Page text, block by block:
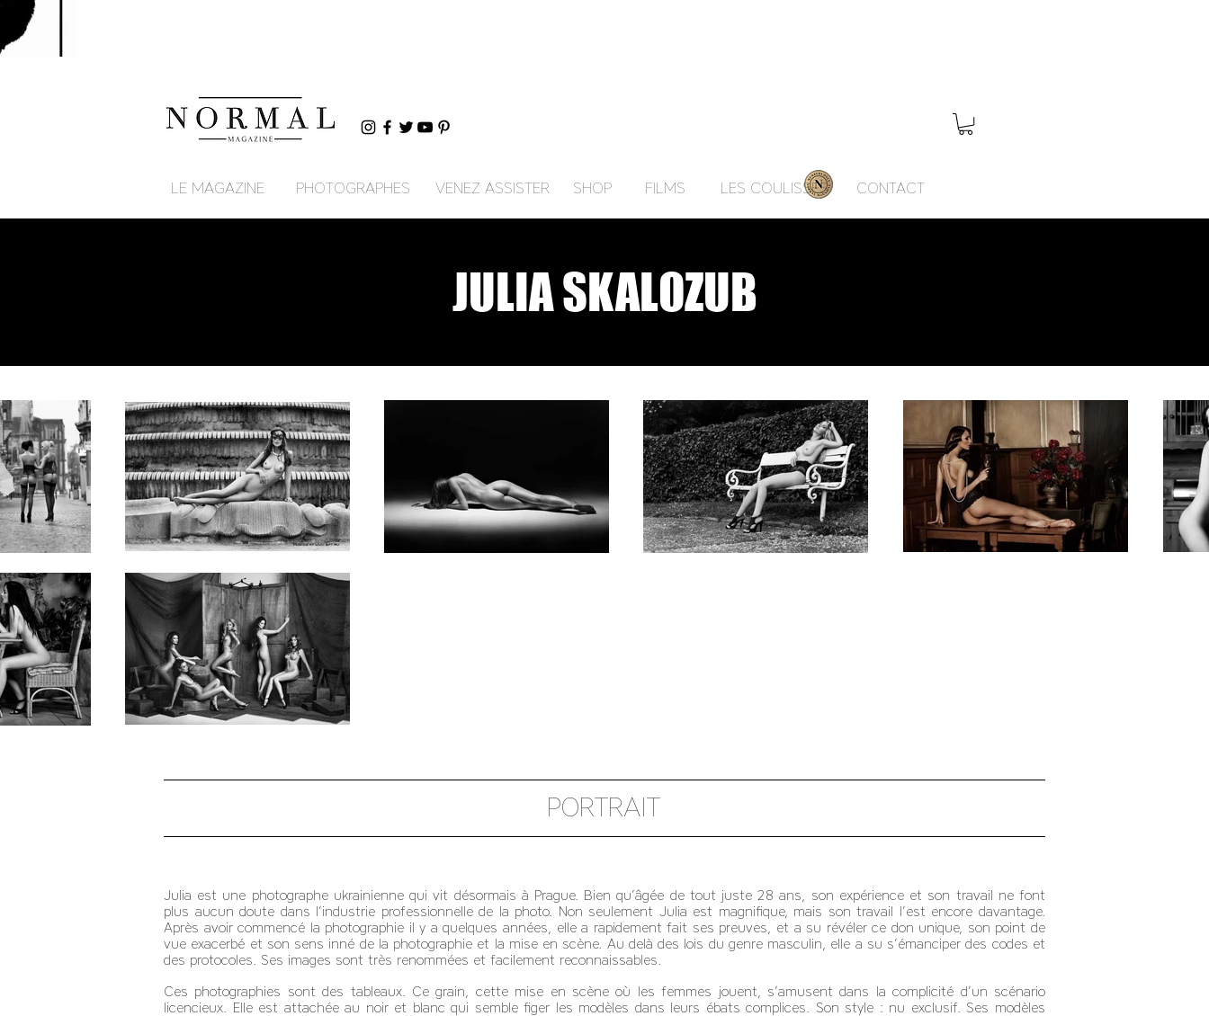
LE MAGAZINE PHOTOGRAPHES VENEZ ASSISTER SHOP FILMS LES COULISSES CONTACT
JULIA SKALOZUB
PORTRAIT
Julia est une photographe ukrainienne qui vit désormais à Prague. Bien qu’âgée de tout juste 28 ans, son expérience et son travail ne font
plus aucun doute dans l’industrie professionnelle de la photo. Non seulement Julia est magnifique, mais son travail l’est encore davantage.
Après avoir commencé la photographie il y a quelques années, elle a rapidement fait ses preuves, et a su révéler ce don unique, son point de
vue exacerbé et son sens inné de la photographie et la mise en scène. Au delà des lois du genre masculin, elle a su s’émanciper des codes et
des protocoles. Ses images sont très renommées et facilement reconnaissables.
Ces photographies sont des tableaux. Ce grain, cette mise en scène où les femmes jouent, s’amusent dans la complicité d’un scénario
licencieux. Elle est attachée au noir et blanc qui semble figer les modèles dans leurs ébats complices. Son style : nu exclusif. Ses modèles